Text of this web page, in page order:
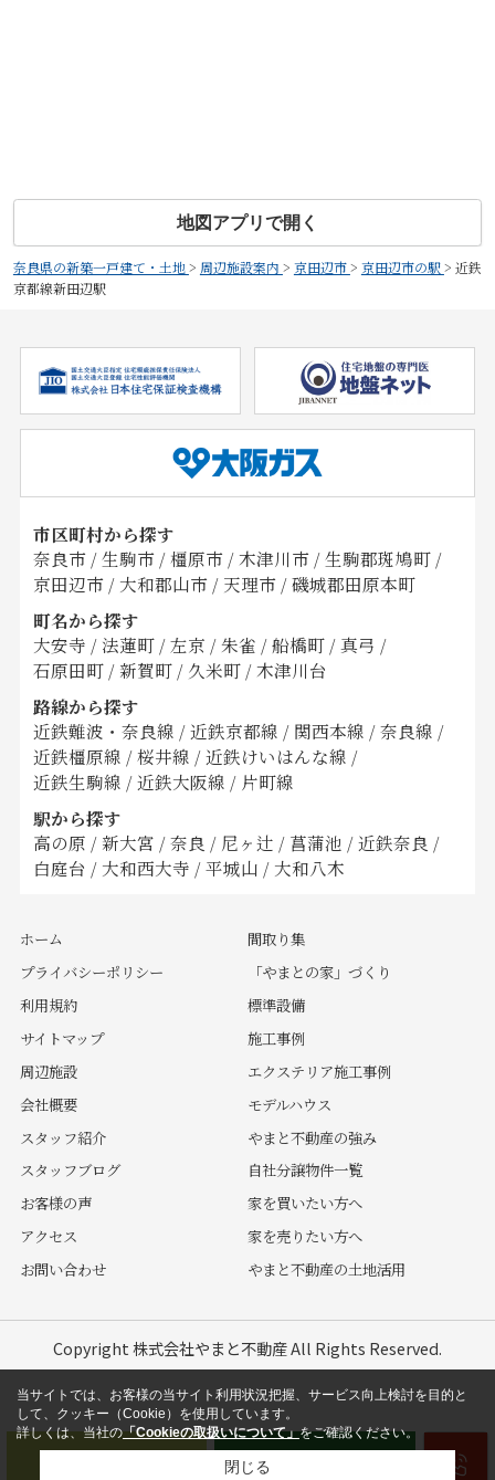
地図アプリで開く
奈良県の新築一戸建て・土地> 周辺施設案内 > 京田辺市> 京田辺市の駅> 近鉄
京都線新田辺駅
市区町村から探す
奈良市 / 生駒市 / 橿原市 / 木津川市 / 生駒郡斑鳩町 /
京田辺市 / 大和郡山市 / 天理市 / 磯城郡田原本町
町名から探す
大安寺 / 法蓮町 / 左京 / 朱雀 / 船橋町 / 真弓 /
石原田町 / 新賀町 / 久米町 / 木津川台
路線から探す
近鉄難波・奈良線 / 近鉄京都線 / 関西本線 / 奈良線 /
近鉄橿原線 / 桜井線 / 近鉄けいはんな線 /
近鉄生駒線 / 近鉄大阪線 / 片町線
駅から探す
高の原 / 新大宮 / 奈良 / 尼ヶ辻 / 菖蒲池 / 近鉄奈良 /
白庭台 / 大和西大寺 / 平城山 / 大和八木
ホーム
プライバシーポリシー
利用規約
サイトマップ
周辺施設
会社概要
スタッフ紹介
スタッフブログ
お客様の声
アクセス
お問い合わせ
間取り集
「やまとの家」づくり
標準設備
施工事例
エクステリア施工事例
モデルハウス
やまと不動産の強み
自社分譲物件一覧
家を買いたい方へ
家を売りたい方へ
やまと不動産の土地活用
Copyright 株式会社やまと不動産 All Rights Reserved.
当サイトでは、お客様の当サイト利用状況把握、サービス向上検討を目的と
して、クッキー（Cookie）を使用しています。
詳しくは、当社の「Cookieの取扱いについて」をご確認ください。
閉じる